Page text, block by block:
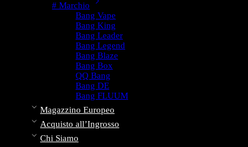
# Marchio
Bang Vape
Bang King
Bang Leader
Bang Legend
Bang Blaze
Bang Box
QQ Bang
Bang DE
Bang FLUUM
Magazzino Europeo
Acquisto all’Ingrosso
Chi Siamo